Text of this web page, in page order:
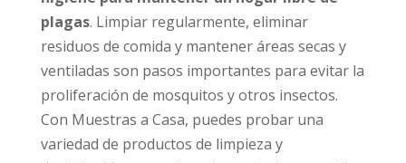
plagas. Limpiar regularmente, eliminar
residuos de comida y mantener áreas secas y
ventiladas son pasos importantes para evitar la
proliferación de mosquitos y otros insectos.
Con Muestras a Casa, puedes probar una
variedad de productos de limpieza y